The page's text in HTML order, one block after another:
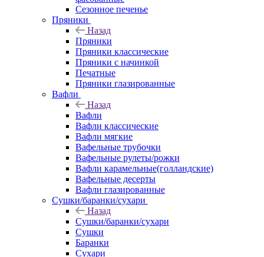
Сезонное печенье
Пряники
Назад
Пряники
Пряники классические
Пряники с начинкой
Печатные
Пряники глазированные
Вафли
Назад
Вафли
Вафли классические
Вафли мягкие
Вафельные трубочки
Вафельные рулеты/рожки
Вафли карамельные(голландские)
Вафельные десерты
Вафли глазированные
Сушки/баранки/сухари
Назад
Сушки/баранки/сухари
Сушки
Баранки
Сухари